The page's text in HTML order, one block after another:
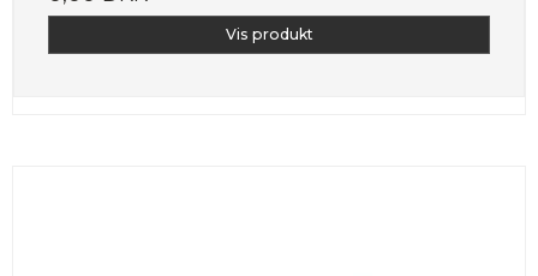
Vis produkt